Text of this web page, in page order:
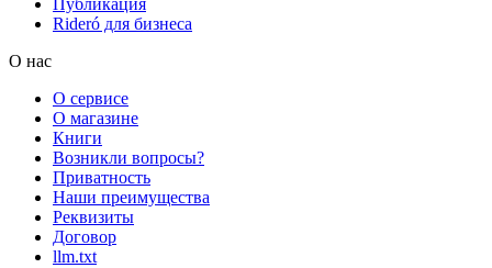
Публикация
Rideró для бизнеса
О нас
О сервисе
О магазине
Книги
Возникли вопросы?
Приватность
Наши преимущества
Реквизиты
Договор
llm.txt